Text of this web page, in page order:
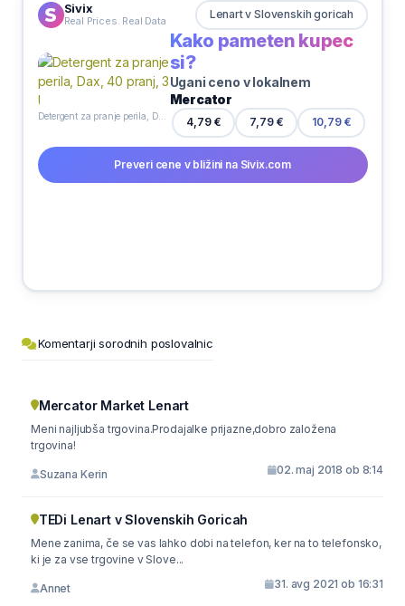
Sivix
Real Prices. Real Data Lenart v Slovenskih goricah
Kako pameten kupec
si?
Ugani ceno v lokalnem
Mercator
4,79 € 7,79 € 10,79 €
Preveri cene v bližini na Sivix.com
Komentarji sorodnih poslovalnic
Mercator Market Lenart
Meni najljubša trgovina.Prodajalke prijazne,dobro založena
trgovina!
Suzana Kerin 02. maj 2018 ob 8:14
TEDi Lenart v Slovenskih Goricah
Mene zanima, če se vas lahko dobi na telefon, ker na to telefonsko,
ki je za vse trgovine v Slove...
Annet 31. avg 2021 ob 16:31